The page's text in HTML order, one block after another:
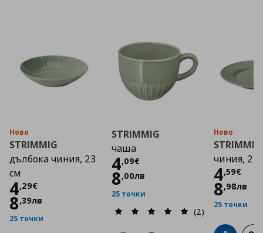
Ново
STRIMMIG
дълбока чиния, 23
см
4,29€
Цена
8,39лв
25 точки
STRIMMIG
чаша
4,09€
Цена
8,00лв
25 точки
(2)
Ново
STRIMMIG
чиния, 27
4,59€
Цена
8,98лв
25 точки